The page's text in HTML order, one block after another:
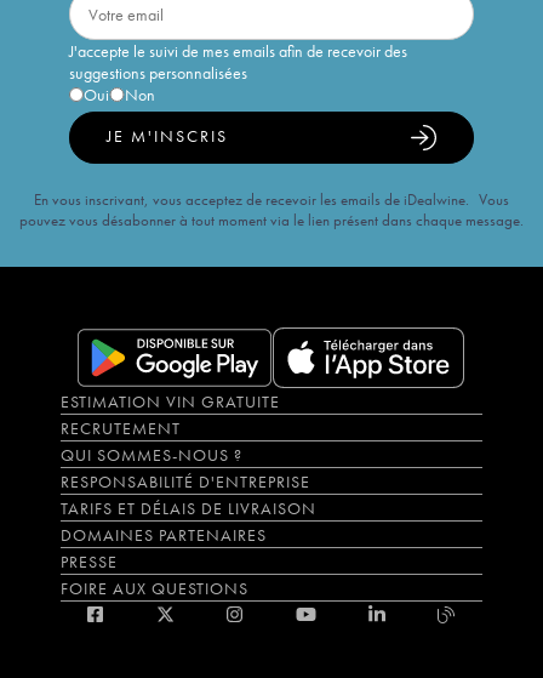
J'accepte le suivi de mes emails afin de recevoir des
suggestions personnalisées
Oui
Non
JE M'INSCRIS
En vous inscrivant, vous acceptez de recevoir les emails de iDealwine. Vous
pouvez vous désabonner à tout moment via le lien présent dans chaque message.
ESTIMATION VIN GRATUITE
RECRUTEMENT
QUI SOMMES-NOUS ?
RESPONSABILITÉ D'ENTREPRISE
TARIFS ET DÉLAIS DE LIVRAISON
DOMAINES PARTENAIRES
PRESSE
FOIRE AUX QUESTIONS